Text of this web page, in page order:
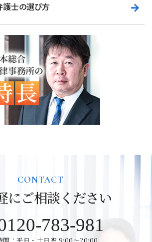
士の選び方
CONTACT
にご相談ください
783-981